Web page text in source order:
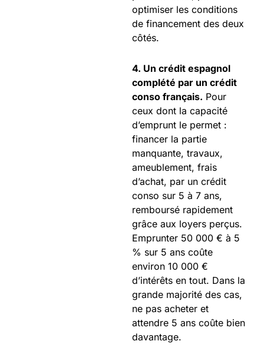
optimiser les conditions
de financement des deux
côtés.
4. Un crédit espagnol
complété par un crédit
conso français. Pour
ceux dont la capacité
d’emprunt le permet :
financer la partie
manquante, travaux,
ameublement, frais
d’achat, par un crédit
conso sur 5 à 7 ans,
remboursé rapidement
grâce aux loyers perçus.
Emprunter 50 000 € à 5
% sur 5 ans coûte
environ 10 000 €
d’intérêts en tout. Dans la
grande majorité des cas,
ne pas acheter et
attendre 5 ans coûte bien
davantage.